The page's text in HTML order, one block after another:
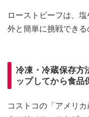
ローストビーフは、
外と簡単に挑戦できる
冷凍・冷蔵保存方
ップしてから食品
コストコの「アメリ